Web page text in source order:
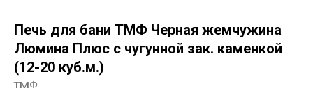
Печь для бани ТМФ Черная жемчужина
Люмина Плюс с чугунной зак. каменкой
(12-20 куб.м.)
ТМФ